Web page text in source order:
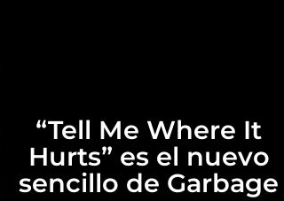
“Tell Me Where It
Hurts” es el nuevo
sencillo de Garbage